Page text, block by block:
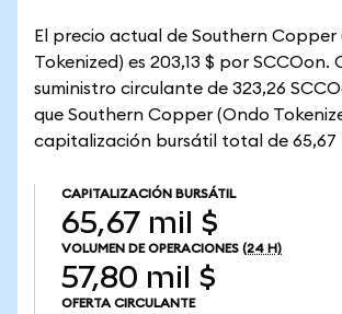
El precio actual de Southern Copper
Tokenized) es 203,13 $ por SCCOon.
suministro circulante de 323,26
que Southern Copper (Ondo
capitalización bursátil total de 65,67
CAPITALIZACIÓN BURSÁTIL
65,67 mil $
VOLUMEN DE OPERACIONES (24 H)
57,80 mil $
OFERTA CIRCULANTE